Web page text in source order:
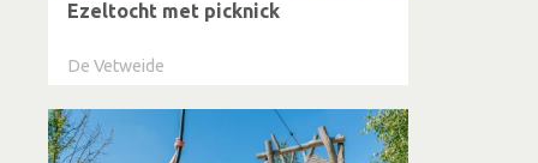
Ezeltocht met picknick
De Vetweide